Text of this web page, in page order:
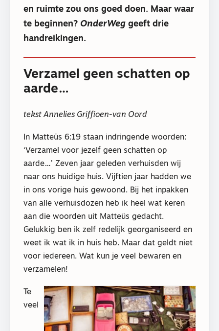
en ruimte zou ons goed doen. Maar waar
te beginnen? OnderWeg geeft drie
handreikingen.
Verzamel geen schatten op
aarde…
tekst Annelies Griffioen-van Oord
In Matteüs 6:19 staan indringende woorden:
‘Verzamel voor jezelf geen schatten op
aarde…’ Zeven jaar geleden verhuisden wij
naar ons huidige huis. Vijftien jaar hadden we
in ons vorige huis gewoond. Bij het inpakken
van alle verhuisdozen heb ik heel wat keren
aan die woorden uit Matteüs gedacht.
Gelukkig ben ik zelf redelijk georganiseerd en
weet ik wat ik in huis heb. Maar dat geldt niet
voor iedereen. Wat kun je veel bewaren en
verzamelen!
Te
veel